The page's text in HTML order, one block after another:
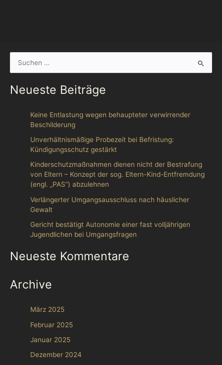
c
Neueste Beiträge
Keine Entlastung wegen behaupteter verwirrender
Beschilderung
Unverhältnismäßige Probezeit bei Befristung:
Kündigungsschutz gestärkt
Kinderschutzmaßnahmen dienen nicht der Bestrafung
von Eltern – Konzept der sog. Eltern-Kind-Entfremdung
(engl. „PAS“) abzulehnen
Verlängerter Umgangsausschluss nach häuslicher
Gewalt
Gericht bestätigt Autonomie einer fast volljährigen
Jugendlichen bei Umgangsfragen
Neueste Kommentare
Archive
März 2025
Februar 2025
Januar 2025
Dezember 2024